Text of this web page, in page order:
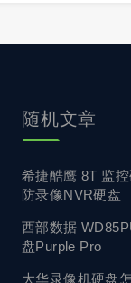
随机文章
希捷酷鹰 8T 监
防录像NVR硬盘
西部数据
盘Purple Pro
大华录像机硬盘